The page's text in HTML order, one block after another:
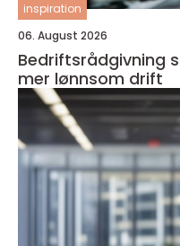
inspiration
06. August 2026
Bedriftsrådgivning
mer lønnsom drift